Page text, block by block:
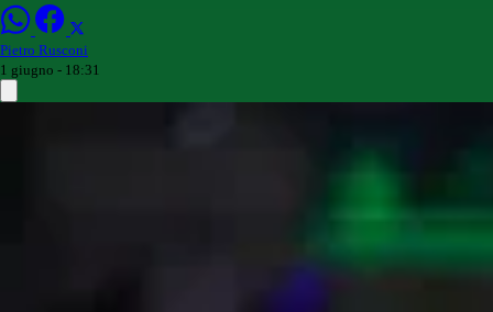
Pietro Rusconi
1 giugno - 18:31